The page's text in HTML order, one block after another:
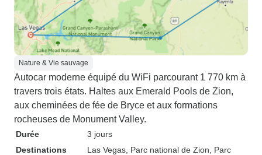
Nature & Vie sauvage
Autocar moderne équipé du WiFi parcourant 1 770 km à
travers trois états. Haltes aux Emerald Pools de Zion,
aux cheminées de fée de Bryce et aux formations
rocheuses de Monument Valley.
Durée
3 jours
Destinations
Las Vegas , Parc national de Zion , Parc